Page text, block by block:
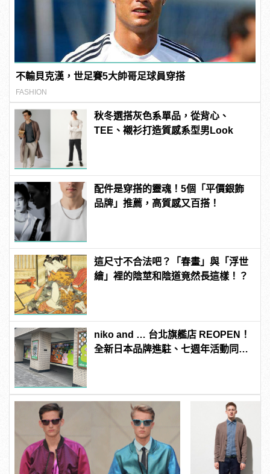
不輸貝克漢，世足賽5大帥哥足球員穿搭
FASHION
秋冬選搭灰色系單品，從背心、
TEE、襯衫打造質感系型男Look
配件是穿搭的靈魂！5個「平價銀飾
品牌」推薦，高質感又百搭！
這尺寸不合法吧？「春畫」與「浮世
繪」裡的陰莖和陰道竟然長這樣！？
niko and … 台北旗艦店 REOPEN！
全新日本品牌進駐、七週年活動同步